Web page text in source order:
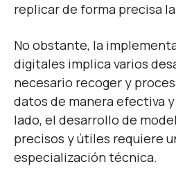
replicar de forma precisa
No obstante, la
digitales implica varios
necesario recoger y
datos de manera efectiva
lado, el desarrollo de
precisos y útiles requiere
especialización técnica.